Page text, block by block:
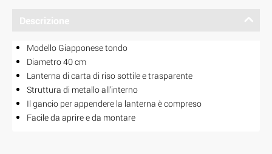
Descrizione
Modello Giapponese tondo
Diametro 40 cm
Lanterna di carta di riso sottile e trasparente
Struttura di metallo all'interno
Il gancio per appendere la lanterna è compreso
Facile da aprire e da montare